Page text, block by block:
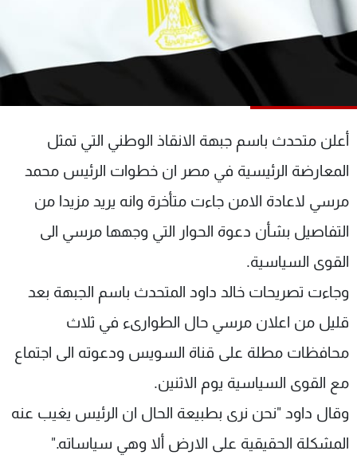
أعلن متحدث باسم جبهة الانقاذ الوطني التي تمثل
المعارضة الرئيسية في مصر ان خطوات الرئيس محمد
مرسي لاعادة الامن جاءت متأخرة وانه يريد مزيدا من
التفاصيل بشأن دعوة الحوار التي وجهها مرسي الى
القوى السياسية.
وجاءت تصريحات خالد داود المتحدث باسم الجبهة بعد
قليل من اعلان مرسي حال الطوارىء في ثلاث
محافظات مطلة على قناة السويس ودعوته الى اجتماع
مع القوى السياسية يوم الاثنين.
وقال داود "نحن نرى بطبيعة الحال ان الرئيس يغيب عنه
المشكلة الحقيقية على الارض ألا وهي سياساته."
البرامج
الترددات
الإنـتـاج
لاعلاناتكم
وظائف
تواصل معنا
شروط الإسـتخدام
سياسة الخصوصية